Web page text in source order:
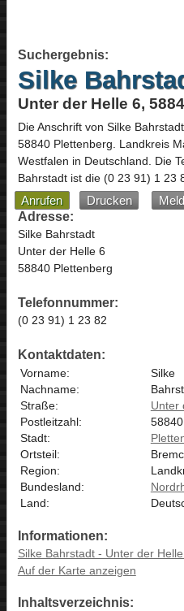
Suchergebnis:
Silke
Unter der Helle 6,
Die Anschrift von Silke Bahrstadt
58840 Plettenberg. Landkreis
Westfalen in Deutschland. Die
Bahrstadt ist die (0 23 91) 1 23
Anrufen Drucken
Adresse:
Silke Bahrstadt
Unter der Helle 6
58840 Plettenberg
Telefonnummer:
(0 23 91) 1 23 82
Kontaktdaten:
Vorname:
Silke
Nachname:
Straße:
Unter
Postleitzahl:
58840
Stadt:
Ortsteil:
Region:
Bundesland:
Land:
Informationen:
Silke Bahrstadt - Unter der
Auf der Karte anzeigen
Inhaltsverzeichnis: